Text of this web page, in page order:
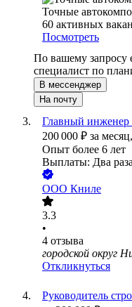
Точные
60 активных
Посмотреть
По вашему запросу
специалист по
В мессенджер
На почту
Главный инженер
200 000 ₽ за месяц,
Опыт более 6 лет
Выплаты: Два
ООО Книле
3.3
•
4 отзыва
городской округ
Откликнуться
Руководитель